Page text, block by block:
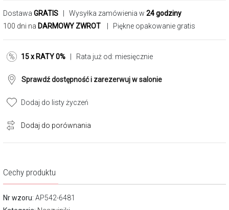
Dostawa GRATIS | Wysyłka zamówienia w 24 godziny
100 dni na DARMOWY ZWROT | Piękne opakowanie gratis
15 x RATY 0% | Rata już od: miesięcznie
Sprawdź dostępność i zarezerwuj w salonie
Dodaj do listy życzeń
Dodaj do porównania
Cechy produktu
Nr wzoru: AP542-6481